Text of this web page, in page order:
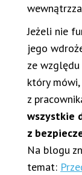
Jeżeli nie
jego
ze względu
który
z
wszystkie
z
Na blogu
temat: